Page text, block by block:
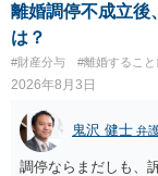
離婚調停不成立後
は？
#財産分与 #離婚すること
2026年8月3日
鬼沢 健士 弁
調停ならまだしも、